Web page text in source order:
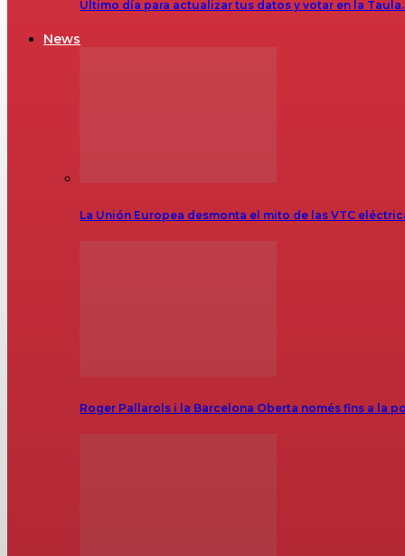
Último día para actualizar tus datos y votar en la
News
La Unión Europea desmonta el mito de las VTC
Roger Pallarols i la Barcelona Oberta només fins a la